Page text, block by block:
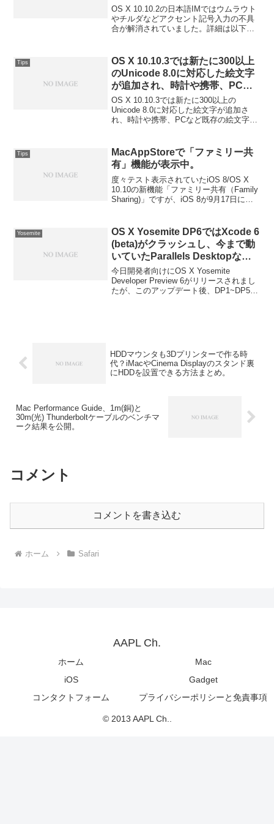
へ。
OS X 10.10.2の日本語IMではウムラウト
やチルダなどアクセント記号入力の不具
合が解消されていました。詳細は以下か
Tips
OS X 10.10.3では新たに300以上
のUnicode 8.0に対応した絵文字
が追加され、時計や携帯、PCな
ど既存の絵文字も一新。
OS X 10.10.3では新たに300以上の
Unicode 8.0に対応した絵文字が追加さ
れ、時計や携帯、PCなど既存の絵文字も
Tips
MacAppStoreで「ファミリー共
有」機能が表示中。
度々テスト表示されていたiOS 8/OS X
10.10の新機能「ファミリー共有（Family
Sharing)」ですが、iOS 8が9月17日にリ
の項目が表示されるようになっているよ
うです。詳細は以下から。
Yosemite
OS X Yosemite DP6ではXcode 6
(beta)がクラッシュし、今まで動
いていたParallels Desktopなど
のアプリも起動しない？
今日開発者向けにOS X Yosemite
Developer Preview 6がリリースされまし
たが、このアップデート後、DP1~DP5ま
HDDマウンタも3Dプリンターで作る時
代？iMacやCinema Displayのスタンド裏
にHDDを設置できる方法まとめ。
Mac Performance Guide、1m(銅)と
30m(光) Thunderboltケーブルのベンチマ
ーク結果を公開。
コメント
コメントを書き込む
ホーム Safari
AAPL Ch.
ホーム
Mac
iOS
Gadget
コンタクトフォーム
プライバシーポリシーと免責事項
© 2013 AAPL Ch..